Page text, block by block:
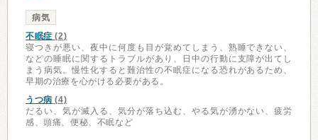
病気
不眠症 (2)
寝つきが悪い、夜中に何度も目が覚めてしまう、熟睡できない、
などの睡眠に関するトラブルがあり、日中の行動に支障が出てし
まう病気。慢性化すると難治性の不眠症になる恐れがあるため、
早期の治療を心がける必要がある。
うつ病 (4)
だるい、気が滅入る、気分が落ち込む、やる気が湧かない、疲労
感、頭痛、便秘、不眠など